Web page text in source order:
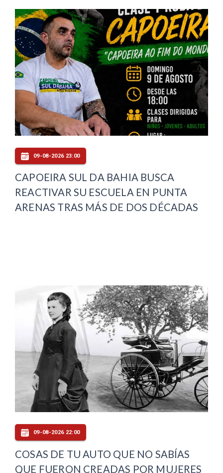
09-08-2026 23:00
CAPOEIRA SUL DA BAHIA BUSCA
REACTIVAR SU ESCUELA EN PUNTA
ARENAS TRAS MÁS DE DOS DÉCADAS
09-08-2026 22:00
COSAS DE TU AUTO QUE NO SABÍAS
QUE FUERON CREADAS POR MUJERES